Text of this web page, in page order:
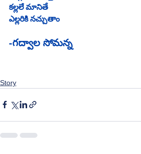
కల్లలే మానితే
ఎల్లరికి నచ్చుతాం
-గద్వాల సోమన్న
Story